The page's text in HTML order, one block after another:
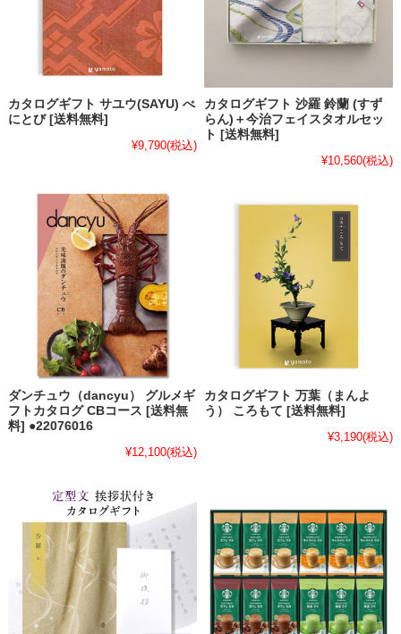
カタログギフト サユウ(SAYU) べ
にとび [送料無料]
¥9,790(税込)
カタログギフト 沙羅 鈴蘭 (すず
らん)＋今治フェイスタオルセッ
ト [送料無料]
¥10,560(税込)
ダンチュウ（dancyu） グルメギ
フトカタログ CBコース [送料無
料] ●22076016
¥12,100(税込)
カタログギフト 万葉（まんよ
う） ころもて [送料無料]
¥3,190(税込)